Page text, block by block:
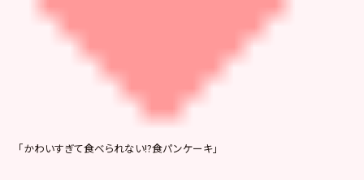
「かわいすぎて食べられない!?食パンケーキ」